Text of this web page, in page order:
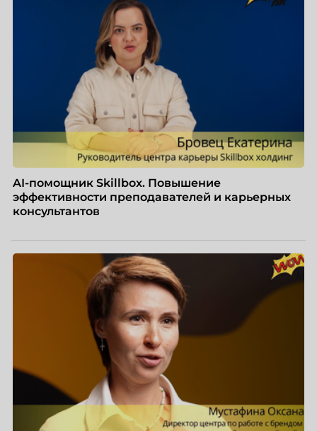
AI-помощник Skillbox. Повышение
эффективности преподавателей и карьерных
консультантов